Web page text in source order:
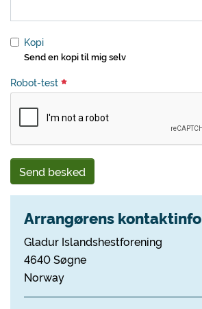
Kopi
Send en kopi til mig selv
Robot-test
Send besked
Arrangørens kontaktinfo
Gladur Islandshestforening
4640 Søgne
Norway